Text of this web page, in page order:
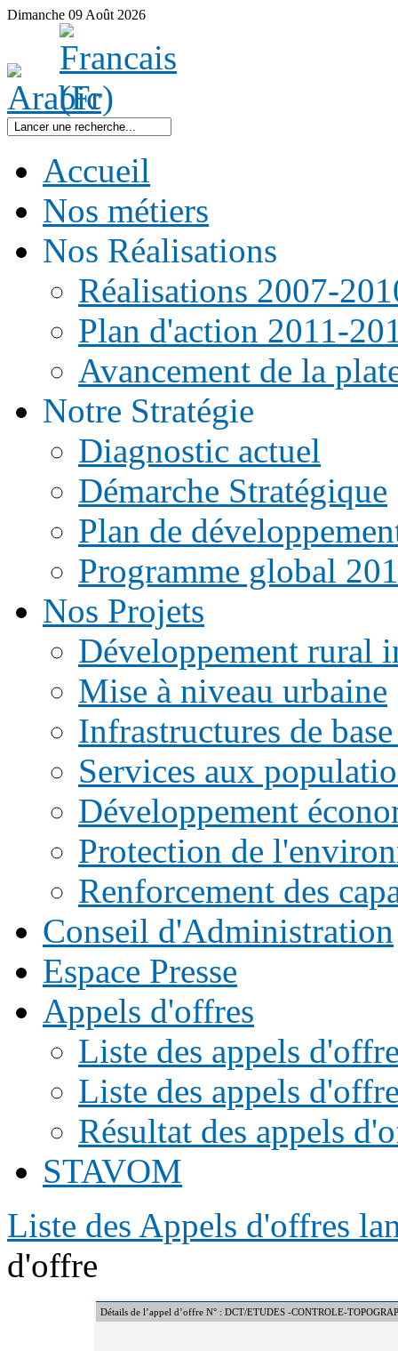
Dimanche 09 Août 2026
Accueil
Nos métiers
Nos Réalisations
Réalisations 2007-
Plan d'action 2011-
Avancement de la
Notre Stratégie
Diagnostic actuel
Démarche Stratégique
Plan de
Programme global
Nos Projets
Développement rural
Mise à niveau urbaine
Infrastructures de
Services aux
Développement
Protection de
Renforcement des
Conseil d'Administration
Espace Presse
Appels d'offres
Liste des appels
Liste des appels
Résultat des appels
STAVOM
Liste des Appels d'offres
d'offre
Détails de l’appel d’offre N° : DCT/ETUDES -CONTROLE-